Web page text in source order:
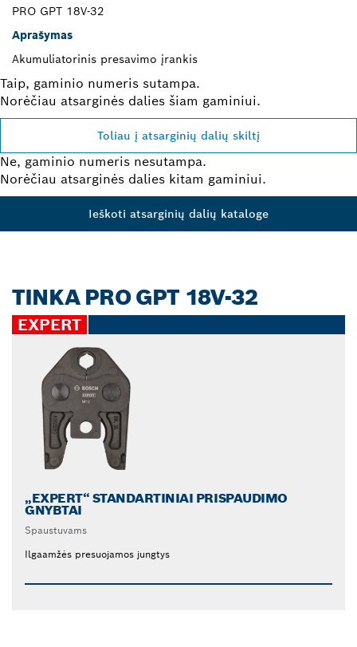
PRO GPT 18V-32
Aprašymas
Akumuliatorinis presavimo įrankis
Taip, gaminio numeris sutampa.
Norėčiau atsarginės dalies šiam gaminiui.
Toliau į atsarginių dalių skiltį
Ne, gaminio numeris nesutampa.
Norėčiau atsarginės dalies kitam gaminiui.
Ieškoti atsarginių dalių kataloge
TINKA PRO GPT 18V-32
EXPERT
„EXPERT“ STANDARTINIAI PRISPAUDIMO
GNYBTAI
Spaustuvams
Ilgaamžės presuojamos jungtys